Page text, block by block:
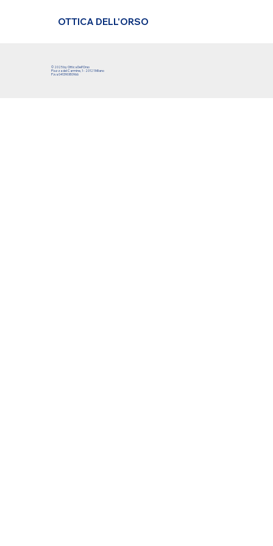
OTTICA DELL'ORSO
© 2025 by Ottica Dell'Orso
Piazza del Carmine, 1 - 20121 Milano
P.iva 04139080966